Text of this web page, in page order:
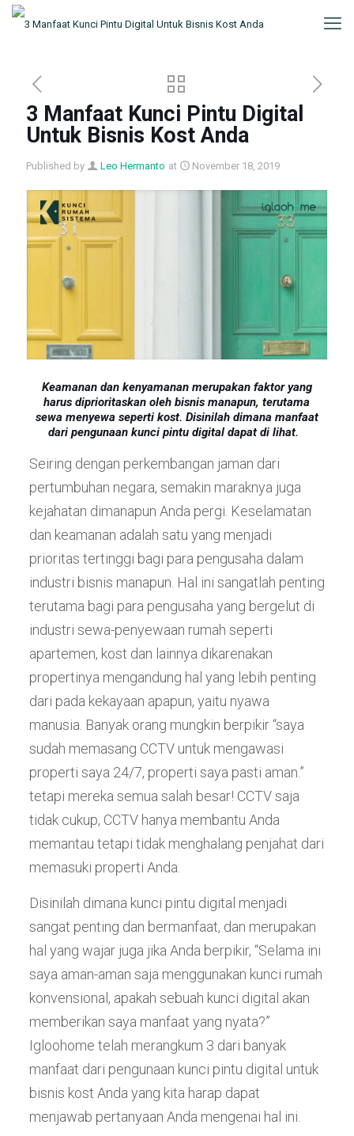
3 Manfaat Kunci Pintu Digital
Untuk Bisnis Kost Anda
Published by Leo Hermanto at November 18, 2019
Keamanan dan kenyamanan merupakan faktor yang
harus diprioritaskan oleh bisnis manapun, terutama
sewa menyewa seperti kost. Disinilah dimana manfaat
dari pengunaan kunci pintu digital dapat di lihat.
Seiring dengan perkembangan jaman dari
pertumbuhan negara, semakin maraknya juga
kejahatan dimanapun Anda pergi. Keselamatan
dan keamanan adalah satu yang menjadi
prioritas tertinggi bagi para pengusaha dalam
industri bisnis manapun. Hal ini sangatlah penting
terutama bagi para pengusaha yang bergelut di
industri sewa-penyewaan rumah seperti
apartemen, kost dan lainnya dikarenakan
propertinya mengandung hal yang lebih penting
dari pada kekayaan apapun, yaitu nyawa
manusia. Banyak orang mungkin berpikir “saya
sudah memasang CCTV untuk mengawasi
properti saya 24/7, properti saya pasti aman.”
tetapi mereka semua salah besar! CCTV saja
tidak cukup, CCTV hanya membantu Anda
memantau tetapi tidak menghalang penjahat dari
memasuki properti Anda.
Disinilah dimana kunci pintu digital menjadi
sangat penting dan bermanfaat, dan merupakan
hal yang wajar juga jika Anda berpikir, “Selama ini
saya aman-aman saja menggunakan kunci rumah
konvensional, apakah sebuah kunci digital akan
memberikan saya manfaat yang nyata?”
Igloohome telah merangkum 3 dari banyak
manfaat dari pengunaan kunci pintu digital untuk
bisnis kost Anda yang kita harap dapat
menjawab pertanyaan Anda mengenai hal ini.